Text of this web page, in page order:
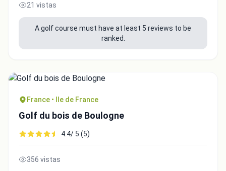
21 vistas
A golf course must have at least 5 reviews to be
ranked.
France • Ile de France
Golf du bois de Boulogne
4.4/ 5 (5)
356 vistas